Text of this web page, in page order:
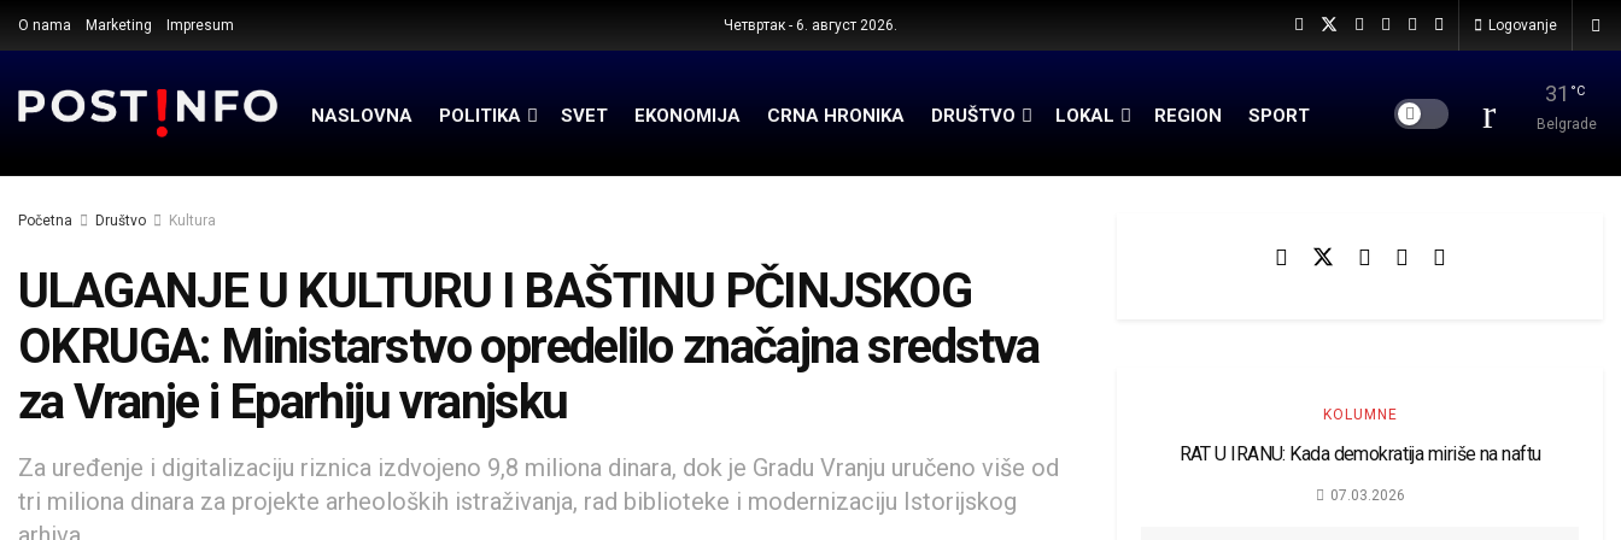
O nama Marketing Impresum Четвртак - 6. август 2026. Logovanje
NASLOVNA POLITIKA SVET EKONOMIJA CRNA HRONIKA DRUŠTVO LOKAL REGION SPORT
31 °C
Belgrade
Početna Društvo Kultura
ULAGANJE U KULTURU I BAŠTINU PČINJSKOG
OKRUGA: Ministarstvo opredelilo značajna sredstva
za Vranje i Eparhiju vranjsku
Za uređenje i digitalizaciju riznica izdvojeno 9,8 miliona dinara, dok je Gradu Vranju uručeno više od
tri miliona dinara za projekte arheoloških istraživanja, rad biblioteke i modernizaciju Istorijskog
KOLUMNE
RAT U IRANU: Kada demokratija miriše na naftu
07.03.2026